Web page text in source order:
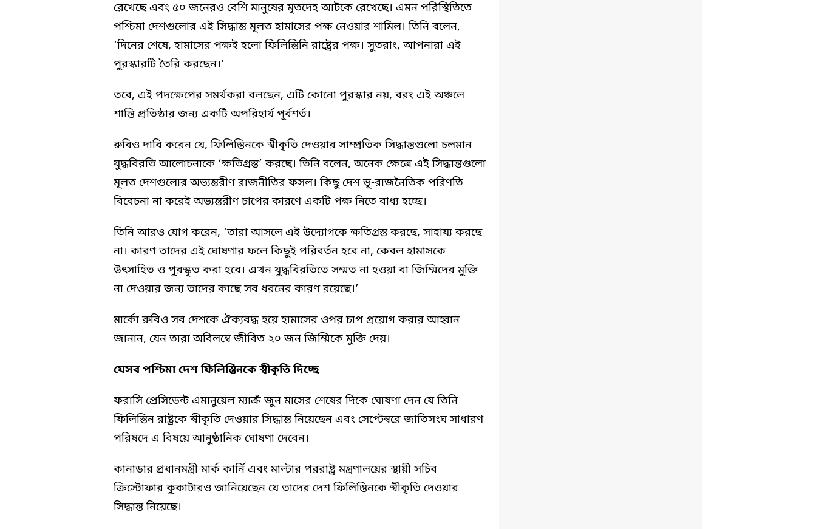
রেখেছে এবং ৫০ জনেরও বেশি মানুষের মৃতদেহ আটকে রেখেছে। এমন পরিস্থিতিতে
পশ্চিমা দেশগুলোর এই সিদ্ধান্ত মূলত হামাসের পক্ষ নেওয়ার শামিল। তিনি বলেন,
‘দিনের শেষে, হামাসের পক্ষই হলো ফিলিস্তিনি রাষ্ট্রের পক্ষ। সুতরাং, আপনারা এই
পুরস্কারটি তৈরি করছেন।’
তবে, এই পদক্ষেপের সমর্থকরা বলছেন, এটি কোনো পুরস্কার নয়, বরং এই অঞ্চলে
শান্তি প্রতিষ্ঠার জন্য একটি অপরিহার্য পূর্বশর্ত।
রুবিও দাবি করেন যে, ফিলিস্তিনকে স্বীকৃতি দেওয়ার সাম্প্রতিক সিদ্ধান্তগুলো চলমান
যুদ্ধবিরতি আলোচনাকে ‘ক্ষতিগ্রস্ত’ করছে। তিনি বলেন, অনেক ক্ষেত্রে এই সিদ্ধান্তগুলো
মূলত দেশগুলোর অভ্যন্তরীণ রাজনীতির ফসল। কিছু দেশ ভূ-রাজনৈতিক পরিণতি
বিবেচনা না করেই অভ্যন্তরীণ চাপের কারণে একটি পক্ষ নিতে বাধ্য হচ্ছে।
তিনি আরও যোগ করেন, ‘তারা আসলে এই উদ্যোগকে ক্ষতিগ্রস্ত করছে, সাহায্য করছে
না। কারণ তাদের এই ঘোষণার ফলে কিছুই পরিবর্তন হবে না, কেবল হামাসকে
উৎসাহিত ও পুরস্কৃত করা হবে। এখন যুদ্ধবিরতিতে সম্মত না হওয়া বা জিম্মিদের মুক্তি
না দেওয়ার জন্য তাদের কাছে সব ধরনের কারণ রয়েছে।’
মার্কো রুবিও সব দেশকে ঐক্যবদ্ধ হয়ে হামাসের ওপর চাপ প্রয়োগ করার আহ্বান
জানান, যেন তারা অবিলম্বে জীবিত ২০ জন জিম্মিকে মুক্তি দেয়।
যেসব পশ্চিমা দেশ ফিলিস্তিনকে স্বীকৃতি দিচ্ছে
ফরাসি প্রেসিডেন্ট এমানুয়েল ম্যাক্রঁ জুন মাসের শেষের দিকে ঘোষণা দেন যে তিনি
ফিলিস্তিন রাষ্ট্রকে স্বীকৃতি দেওয়ার সিদ্ধান্ত নিয়েছেন এবং সেপ্টেম্বরে জাতিসংঘ সাধারণ
পরিষদে এ বিষয়ে আনুষ্ঠানিক ঘোষণা দেবেন।
কানাডার প্রধানমন্ত্রী মার্ক কার্নি এবং মাল্টার পররাষ্ট্র মন্ত্রণালয়ের স্থায়ী সচিব
ক্রিস্টোফার কুকাটারও জানিয়েছেন যে তাদের দেশ ফিলিস্তিনকে স্বীকৃতি দেওয়ার
সিদ্ধান্ত নিয়েছে।